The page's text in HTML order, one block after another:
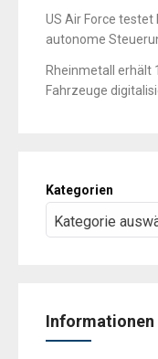
US Air Force testet
autonome
Rheinmetall erhält
Fahrzeuge
Kategorien
Informationen